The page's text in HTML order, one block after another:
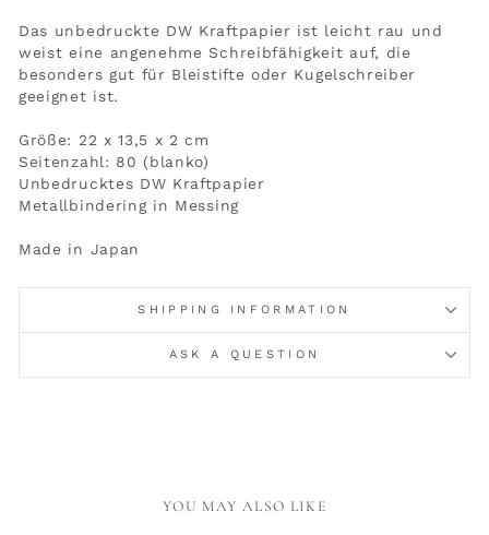
Das unbedruckte DW Kraftpapier ist leicht rau und
weist eine angenehme Schreibfähigkeit auf, die
besonders gut für Bleistifte oder Kugelschreiber
geeignet ist.
Größe: 22 x 13,5 x 2 cm
Seitenzahl: 80 (blanko)
Unbedrucktes DW Kraftpapier
Metallbindering in Messing
Made in Japan
SHIPPING INFORMATION
ASK A QUESTION
YOU MAY ALSO LIKE